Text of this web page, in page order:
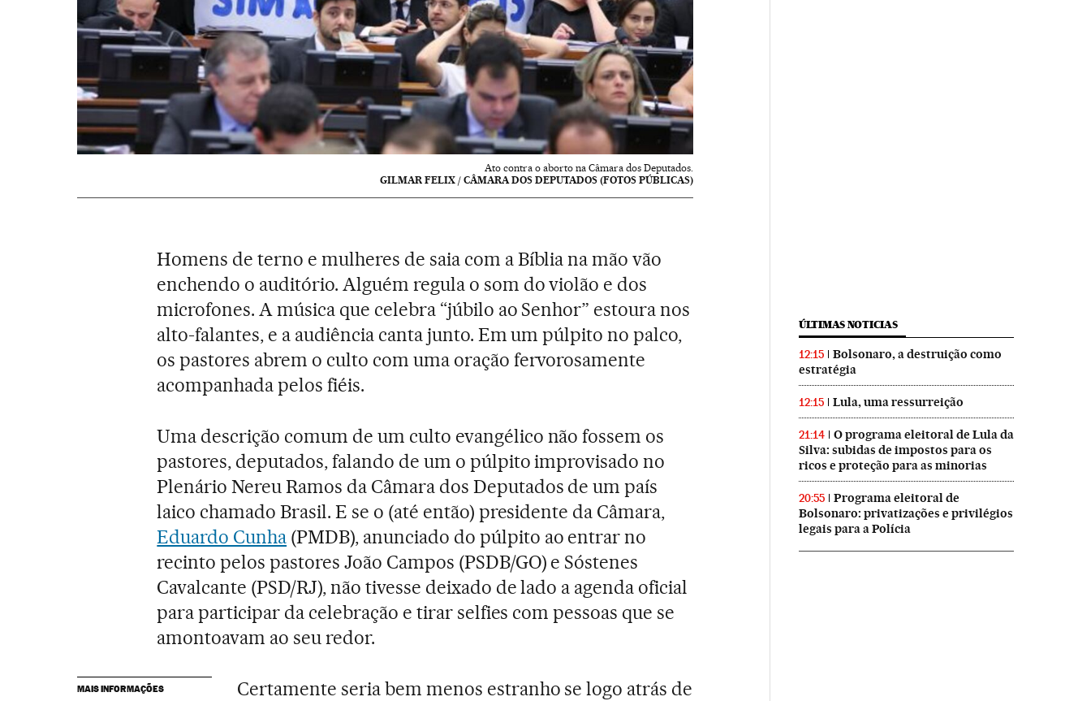
Ato contra o aborto na Câmara dos Deputados.
GILMAR FELIX / CÂMARA DOS DEPUTADOS (FOTOS PÚBLICAS)
Homens de terno e mulheres de saia com a Bíblia na mão vão
enchendo o auditório. Alguém regula o som do violão e dos
microfones. A música que celebra “júbilo ao Senhor” estoura nos
alto-falantes, e a audiência canta junto. Em um púlpito no palco,
os pastores abrem o culto com uma oração fervorosamente
acompanhada pelos fiéis.
Uma descrição comum de um culto evangélico não fossem os
pastores, deputados, falando de um o púlpito improvisado no
Plenário Nereu Ramos da Câmara dos Deputados de um país
laico chamado Brasil. E se o (até então) presidente da Câmara,
Eduardo Cunha (PMDB), anunciado do púlpito ao entrar no
recinto pelos pastores João Campos (PSDB/GO) e Sóstenes
Cavalcante (PSD/RJ), não tivesse deixado de lado a agenda oficial
para participar da celebração e tirar selfies com pessoas que se
amontoavam ao seu redor.
MAIS INFORMAÇÕES
Certamente seria bem menos estranho se logo atrás de
ÚLTIMAS NOTICIAS
12:15
Bolsonaro, a destruição como
estratégia
12:15 Lula, uma ressurreição
21:14
O programa eleitoral de Lula da
Silva: subidas de impostos para os
ricos e proteção para as minorias
20:55
Programa eleitoral de
Bolsonaro: privatizações e privilégios
legais para a Polícia